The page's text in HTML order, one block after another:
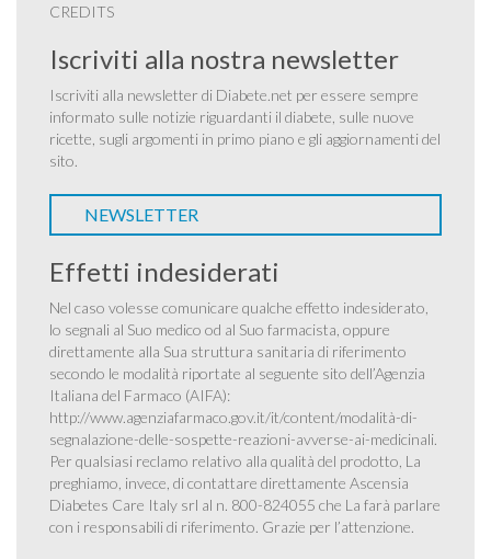
CREDITS
Iscriviti alla nostra newsletter
Iscriviti alla newsletter di Diabete.net per essere sempre
informato sulle notizie riguardanti il diabete, sulle nuove
ricette, sugli argomenti in primo piano e gli aggiornamenti del
sito.
NEWSLETTER
Effetti indesiderati
Nel caso volesse comunicare qualche effetto indesiderato,
lo segnali al Suo medico od al Suo farmacista, oppure
direttamente alla Sua struttura sanitaria di riferimento
secondo le modalità riportate al seguente sito dell’Agenzia
Italiana del Farmaco (AIFA):
http://www.agenziafarmaco.gov.it/it/content/modalità-di-
segnalazione-delle-sospette-reazioni-avverse-ai-medicinali.
Per qualsiasi reclamo relativo alla qualità del prodotto, La
preghiamo, invece, di contattare direttamente Ascensia
Diabetes Care Italy srl al n. 800-824055 che La farà parlare
con i responsabili di riferimento. Grazie per l’attenzione.